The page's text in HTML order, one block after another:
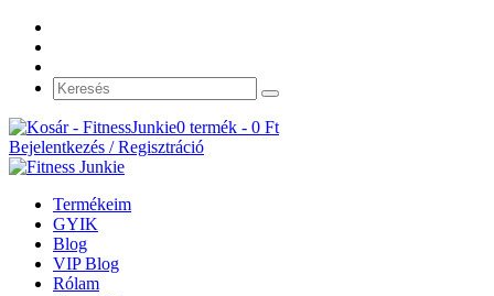
0 termék - 0 Ft
Bejelentkezés / Regisztráció
Termékeim
GYIK
Blog
VIP Blog
Rólam